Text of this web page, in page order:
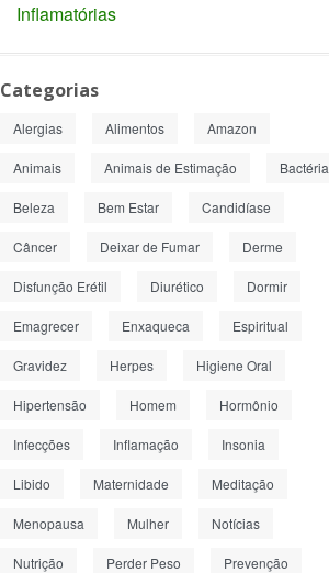
Inflamatórias
Categorias
Alergias Alimentos Amazon
Animais Animais de Estimação Bactéria
Beleza Bem Estar Candidíase
Câncer Deixar de Fumar Derme
Disfunção Erétil Diurético Dormir
Emagrecer Enxaqueca Espiritual
Gravidez Herpes Higiene Oral
Hipertensão Homem Hormônio
Infecções Inflamação Insonia
Libido Maternidade Meditação
Menopausa Mulher Notícias
Nutrição Perder Peso Prevenção